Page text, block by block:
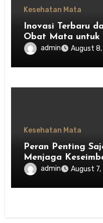
Kesehatan Mata
Inovasi Terbaru
Obat Mata untuk
Mataadmin August
Kesehatan Mata
Peran Penting
Menjaga
Indonesia
admin August